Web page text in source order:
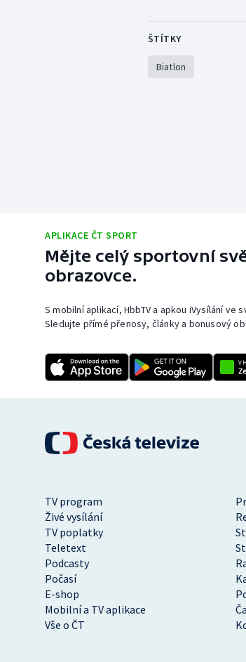
ŠTÍTKY
Biatlon
APLIKACE ČT SPORT
Mějte celý sportovní
obrazovce.
S mobilní aplikací, HbbTV a apkou iVysílání
Sledujte přímé přenosy, články a bonusový
TV program
Živé vysílání
TV poplatky
Teletext
Podcasty
Počasí
E-shop
Mobilní a TV aplikace
Vše o ČT